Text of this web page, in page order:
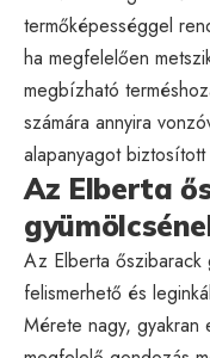
termőképességgel
ha megfelelően
megbízható
számára annyira
alapanyagot
Az Elberta
Az Elberta őszibarack
felismerhető és
Mérete nagy,